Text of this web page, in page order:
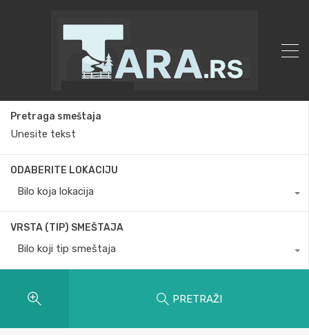
Pretraga smeštaja
ODABERITE LOKACIJU
Bilo koja lokacija
VRSTA (TIP) SMEŠTAJA
Bilo koji tip smeštaja
PRETRAŽI